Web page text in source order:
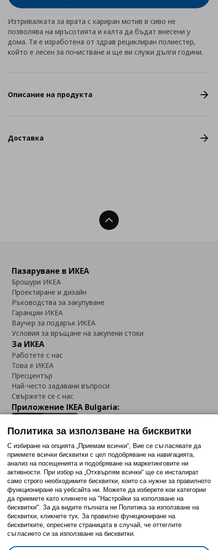
Изтривалката за врата с кариран мотив в сиво не
позволява на мръсотията и калта да бъдат внесени у
дома. Тя е изработена от здрав рециклиран полиестер,
който е лесен за почистване и ще ви служи дълги години.
Описание на продукта
Доставка
Нагоре
Пазаруване в ИКЕА
Брошури ИКЕА
Проектиране и дизайн
Ръководства за закупуване
Гаранции ИКЕА
Ваучер за подарък ИКЕА
Условия за връщане на закупени стоки
За ИКЕА
Работете с нас
Това е ИКЕА
Пресцентър
Най-често задавани въпроси
Свържете се с нас
Приложение IKEA Bulgaria:
Последвайте ни:
FacebookTwitterYoutubePinterestInstagram
Политика за използване на бисквитки (Cookies)
Избор на настройки за използване на бисквитки
Политика за използване на бисквитки
С избиране на опцията „Приемам всички“, Вие се съгласявате да
приемете всички бисквитки с цел подобряване на навигацията,
анализ на посещенията и подобряване на маркетинговите ни
активности. При избор на „Отхвърлям всички“ ще се инсталират
само строго необходимитe бисквитки, които са нужни за правилното
функциониране на уебсайта ни. Можете да изберете кои категории
да приемете като кликнете на "Настройки за използване на
бисквитки". За да видите пълната ни Политика за използване на
бисквитки, кликнете тук. За правилно функциониране на
бисквитките, опреснете страницата в случай, че оттеглите
съгласието си за използване на бисквитки.